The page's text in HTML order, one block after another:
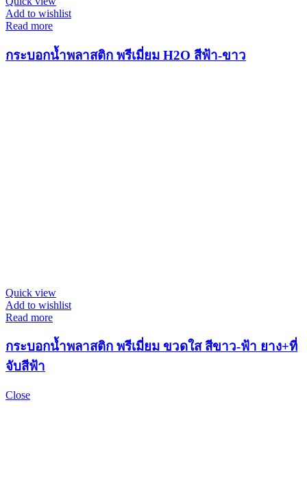
Add to wishlist
Read more
กระบอกน้ำพลาสติก พรีเมี่ยม H2O สีฟ้า-ขาว
Quick view
Add to wishlist
Read more
กระบอกน้ำพลาสติก พรีเมี่ยม ขวดใส สีขาว-ฟ้า ยาง+ที่
จับสีฟ้า
Close